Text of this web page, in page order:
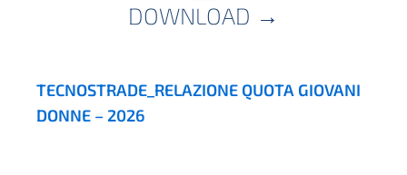
DOWNLOAD →
TECNOSTRADE_RELAZIONE QUOTA GIOVANI
DONNE – 2026